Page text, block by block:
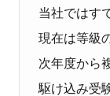
当社ではす
現在は等級
次年度から
駆け込み受